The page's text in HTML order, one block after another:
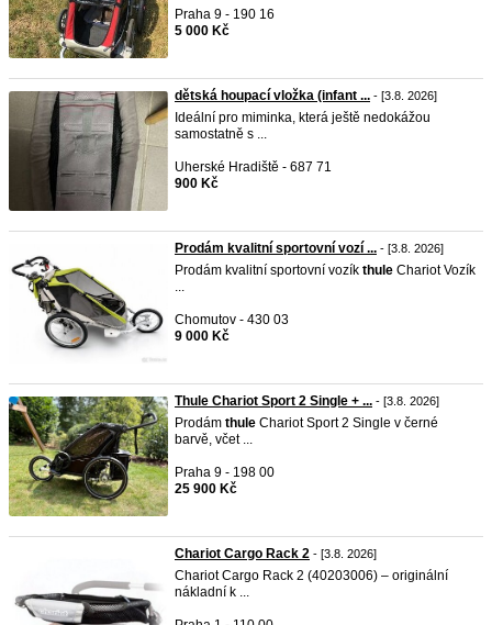
Praha 9 - 190 16
5 000 Kč
dětská houpací vložka (infant ... - [3.8. 2026]
Ideální pro miminka, která ještě nedokážou
samostatně s ...
Uherské Hradiště - 687 71
900 Kč
Prodám kvalitní sportovní vozí ... - [3.8. 2026]
Prodám kvalitní sportovní vozík thule Chariot Vozík
...
Chomutov - 430 03
9 000 Kč
Thule Chariot Sport 2 Single + ... - [3.8. 2026]
Prodám thule Chariot Sport 2 Single v černé
barvě, včet ...
Praha 9 - 198 00
25 900 Kč
Chariot Cargo Rack 2 - [3.8. 2026]
Chariot Cargo Rack 2 (40203006) – originální
nákladní k ...